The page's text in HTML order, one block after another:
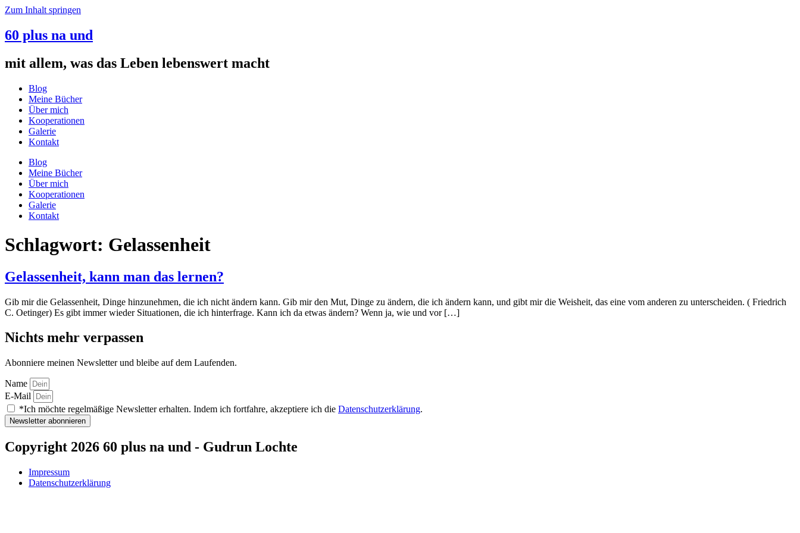
Zum Inhalt springen
60 plus na und
mit allem, was das Leben lebenswert macht
Blog
Meine Bücher
Über mich
Kooperationen
Galerie
Kontakt
Blog
Meine Bücher
Über mich
Kooperationen
Galerie
Kontakt
Schlagwort: Gelassenheit
Gelassenheit, kann man das lernen?
Gib mir die Gelassenheit, Dinge hinzunehmen, die ich nicht ändern kann. Gib mir den Mut, Dinge zu ändern, die ich ändern kann, und gibt mir die Weisheit, das eine vom anderen zu unterscheiden. ( Friedrich
C. Oetinger) Es gibt immer wieder Situationen, die ich hinterfrage. Kann ich da etwas ändern? Wenn ja, wie und vor […]
Nichts mehr verpassen
Abonniere meinen Newsletter und bleibe auf dem Laufenden.
Name
E-Mail
*Ich möchte regelmäßige Newsletter erhalten. Indem ich fortfahre, akzeptiere ich die Datenschutzerklärung.
Newsletter abonnieren
Copyright 2026 60 plus na und - Gudrun Lochte
Impressum
Datenschutzerklärung